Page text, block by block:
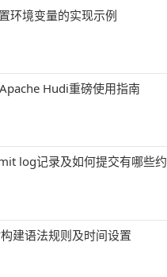
环境变量的实现示例
Hudi重磅使用指南
log记录及如何提交有哪些约
建语法规则及时间设置